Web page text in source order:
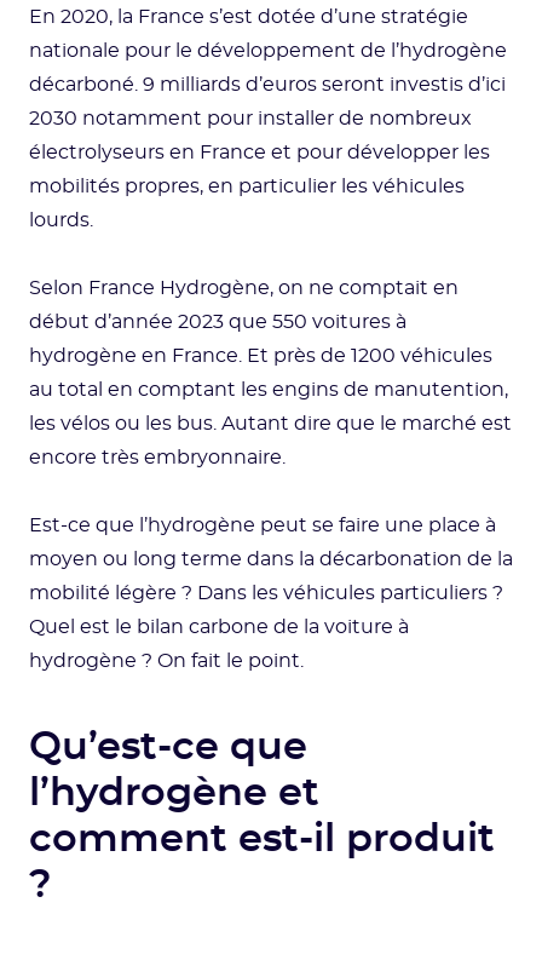
En 2020, la France s’est dotée d’une stratégie
nationale pour le développement de l’hydrogène
décarboné. 9 milliards d’euros seront investis d’ici
2030 notamment pour installer de nombreux
électrolyseurs en France et pour développer les
mobilités propres, en particulier les véhicules
lourds.
Selon France Hydrogène, on ne comptait en
début d’année 2023 que 550 voitures à
hydrogène en France. Et près de 1200 véhicules
au total en comptant les engins de manutention,
les vélos ou les bus. Autant dire que le marché est
encore très embryonnaire.
Est-ce que l’hydrogène peut se faire une place à
moyen ou long terme dans la décarbonation de la
mobilité légère ? Dans les véhicules particuliers ?
Quel est le bilan carbone de la voiture à
hydrogène ? On fait le point.
Qu’est-ce que
l’hydrogène et
comment est-il produit
?